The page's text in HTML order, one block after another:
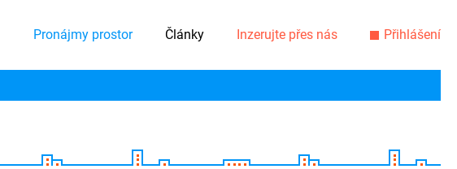
Pronájmy prostor Články Inzerujte přes nás Přihlášení